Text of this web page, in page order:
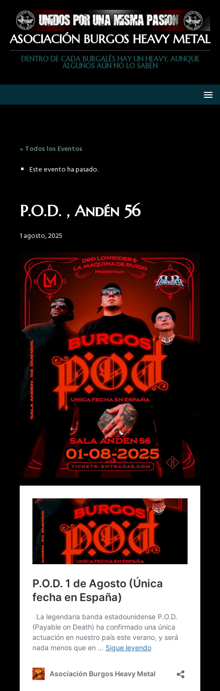
ASOCIACIÓN BURGOS HEAVY METAL
DENTRO DE CADA BURGALÉS HAY UN HEAVY, AUNQUE
ALGUNOS AÚN NO LO SABEN
« Todos los Eventos
Este evento ha pasado.
P.O.D. , Andén 56
1 agosto, 2025